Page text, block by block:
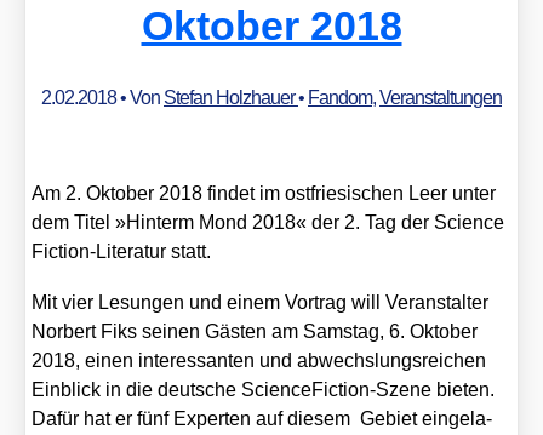
Oktober 2018
2.02.2018• Von Stefan Holzhauer• Fandom,Veranstaltungen
Am 2. Okto­ber 2018 fin­det im ost­frie­si­schen Leer unter
dem Titel»Hin­term Mond 2018« der 2. Tag der Sci­ence
Fic­tion-Lite­ra­tur statt.
Mit vier Lesun­gen und einem Vor­trag will Ver­an­stal­ter
Nor­bert Fiks sei­nen Gäs­ten am Sams­tag, 6. Okto­ber
2018, einen inter­es­san­ten und abwechs­lungs­rei­chen
Ein­blick in die deut­sche Sci­ence­Fic­tion-Sze­ne bie­ten.
Dafür hat er fünf Exper­ten auf die­sem Gebiet ein­ge­la­